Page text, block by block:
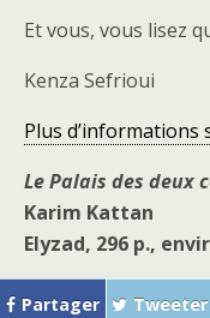
Et vous, vous lisez
Kenza Sefrioui
Plus d’informations
Le Palais des deux
Karim Kattan
Elyzad, 296 p.,
Partager Tweeter